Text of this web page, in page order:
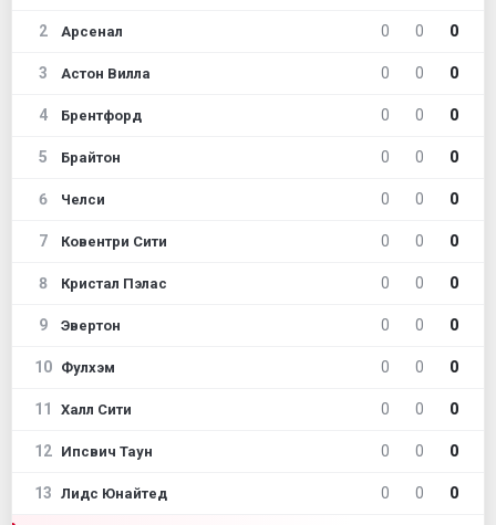
2 Арсенал 0 0 0
3 Астон Вилла 0 0 0
4 Брентфорд 0 0 0
5 Брайтон 0 0 0
6 Челси 0 0 0
7 Ковентри Сити 0 0 0
8 Кристал Пэлас 0 0 0
9 Эвертон 0 0 0
10 Фулхэм 0 0 0
11 Халл Сити 0 0 0
12 Ипсвич Таун 0 0 0
13 Лидс Юнайтед 0 0 0